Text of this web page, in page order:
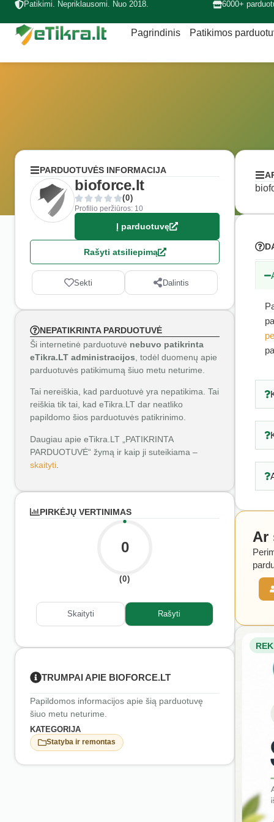
Patikimi. Nepriklausomi. Nuo 2018. 6000+
Pagrindinis Patikimos
PARDUOTUVĖS INFORMACIJA
bioforce.lt
(0)
Profilio peržiūros: 10
Į parduotuvę
Rašyti atsiliepimą
Sekti Dalintis
NEPATIKRINTA PARDUOTUVĖ
Ši internetinė parduotuvė nebuvo patikrinta
eTikra.LT administracijos , todėl duomenų apie
parduotuvės patikimumą šiuo metu neturime.
Tai nereiškia, kad parduotuvė yra nepatikima. Tai
reiškia tik tai, kad eTikra.LT dar neatliko
papildomo šios parduotuvės patikrinimo.
Daugiau apie eTikra.LT „PATIKRINTA
PARDUOTUVĖ“ žymą ir kaip ji suteikiama –
skaityti
PIRKĖJŲ VERTINIMAS
0
(0)
Skaityti Rašyti
TRUMPAI APIE BIOFORCE.LT
Papildomos informacijos apie šią parduotuvę
šiuo metu neturime.
KATEGORIJA
Statyba ir remontas
Ar